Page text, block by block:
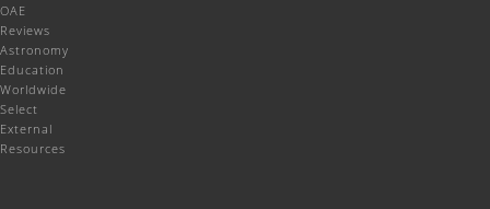
OAE
Reviews
Astronomy
Education
Worldwide
Select
External
Resources